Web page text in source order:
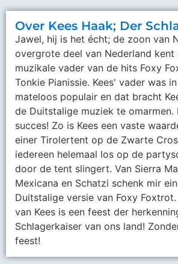
Over Kees Haak; Der
Jawel, hij is het écht; de zoon van
overgrote deel van Nederland kent
muzikale vader van de hits Foxy
Tonkie Pianissie. Kees' vader was
mateloos populair en dat bracht
de Duitstalige muziek te omarmen.
succes! Zo is Kees een vaste
einer Tirolertent op de Zwarte
iedereen helemaal los op de
door de tent slingert. Van Sierra
Mexicana en Schatzi schenk mir
Duitstalige versie van Foxy
van Kees is een feest der
Schlagerkaiser van ons land!
feest!